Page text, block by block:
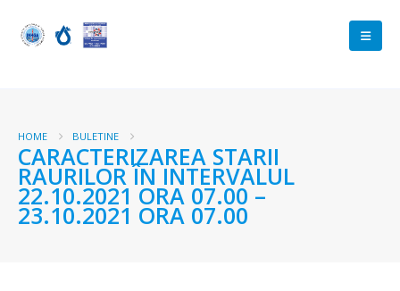
HOME BULETINE
CARACTERIZAREA STARII
RAURILOR ÎN INTERVALUL
22.10.2021 ORA 07.00 –
23.10.2021 ORA 07.00